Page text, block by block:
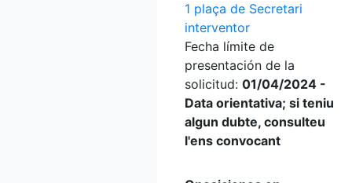
1 plaça de Secretari
interventor
Fecha límite de
presentación de la
solicitud: 01/04/2024 -
Data orientativa; si teniu
algun dubte, consulteu
l'ens convocant